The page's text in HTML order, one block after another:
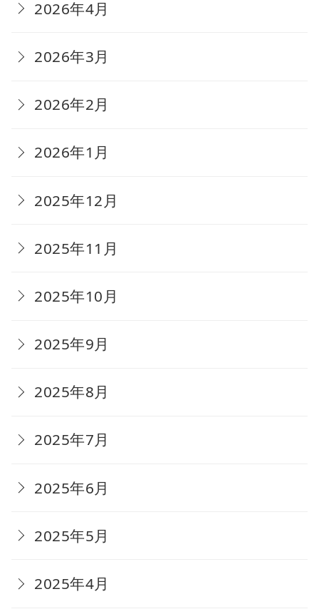
2026年4月
2026年3月
2026年2月
2026年1月
2025年12月
2025年11月
2025年10月
2025年9月
2025年8月
2025年7月
2025年6月
2025年5月
2025年4月